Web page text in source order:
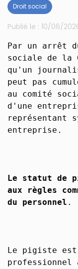
Publié le : 10/06/
Droit social
Par un arrêt
sociale de la
qu'un
peut pas
au comité
d'une
représentant
entreprise.
Le statut de
aux règles
du personnel .
Le pigiste